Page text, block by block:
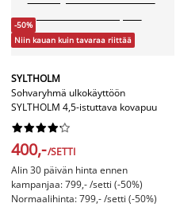
-50%
Niin kauan kuin tavaraa riittää
SYLTHOLM
Sohvaryhmä ulkokäyttöön
SYLTHOLM 4,5-istuttava kovapuu






400,-/SETTI
Alin 30 päivän hinta ennen
kampanjaa: 799,- /setti (-50%)
Normaalihinta: 799,- /setti (-50%)